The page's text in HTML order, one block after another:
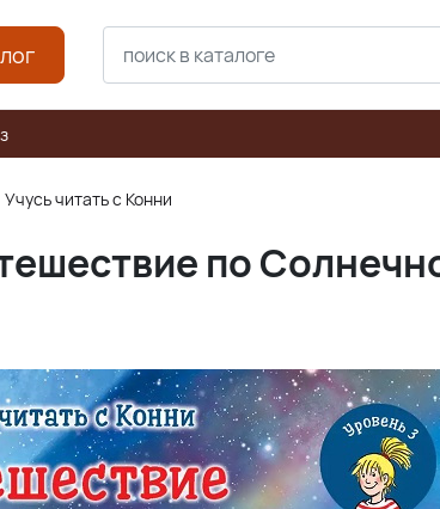
Учусь читать с Конни
по